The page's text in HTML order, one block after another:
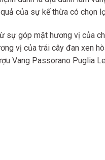
của sự kế thừa có chọn
góp mặt hương vị của
vị của trái cây đan xen
Vang Passorano Puglia